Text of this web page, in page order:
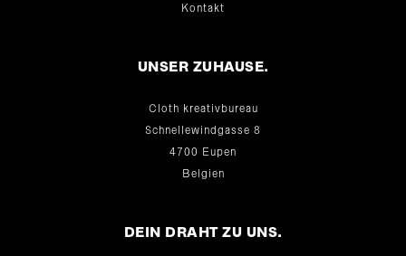
Kontakt
UNSER ZUHAUSE.
Cloth kreativbureau
Schnellewindgasse 8
4700 Eupen
Belgien
DEIN DRAHT ZU UNS.